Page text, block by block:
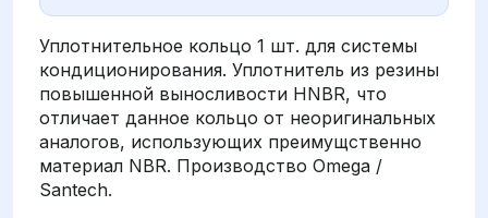
Уплотнительное кольцо 1 шт. для системы
кондиционирования. Уплотнитель из резины
повышенной выносливости HNBR, что
отличает данное кольцо от неоригинальных
аналогов, использующих преимущственно
материал NBR. Производство Omega /
Santech.